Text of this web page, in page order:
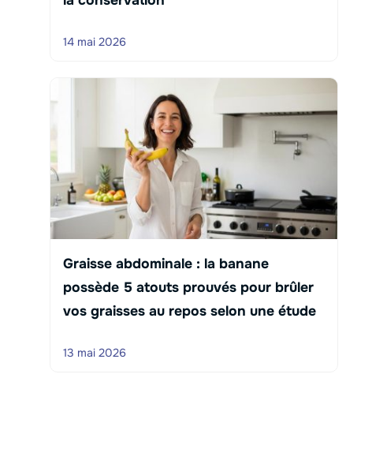
14 mai 2026
Graisse abdominale : la banane
possède 5 atouts prouvés pour brûler
vos graisses au repos selon une étude
13 mai 2026